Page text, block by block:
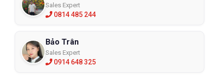
Sales Expert
0814 485 244
Bảo Trân
Sales Expert
0914 648 325